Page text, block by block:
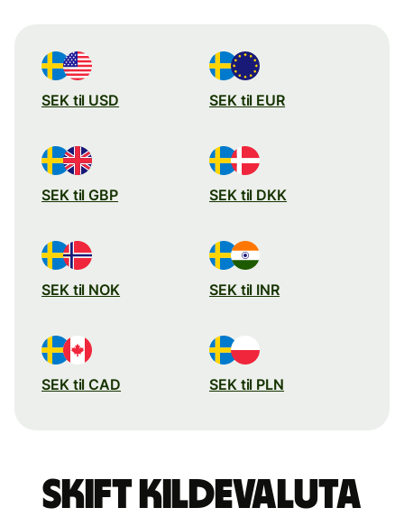
SEK til USD SEK til EUR
SEK til GBP SEK til DKK
SEK til NOK SEK til INR
SEK til CAD SEK til PLN
Skift kildevaluta